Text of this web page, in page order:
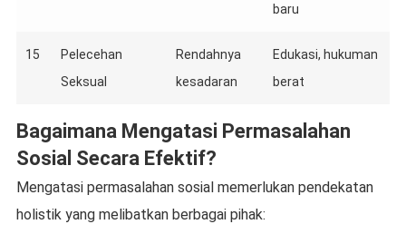
baru
15
Pelecehan
Seksual
Rendahnya
kesadaran
Edukasi, hukuman
berat
Bagaimana Mengatasi Permasalahan
Sosial Secara Efektif?
Mengatasi permasalahan sosial memerlukan pendekatan
holistik yang melibatkan berbagai pihak: